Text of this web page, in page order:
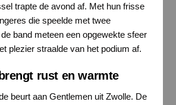
trapte de avond af. Met hun frisse
die speelde met twee
band meteen een opgewekte sfeer
plezier straalde van het podium af.
rust en warmte
beurt aan Gentlemen uit Zwolle. De